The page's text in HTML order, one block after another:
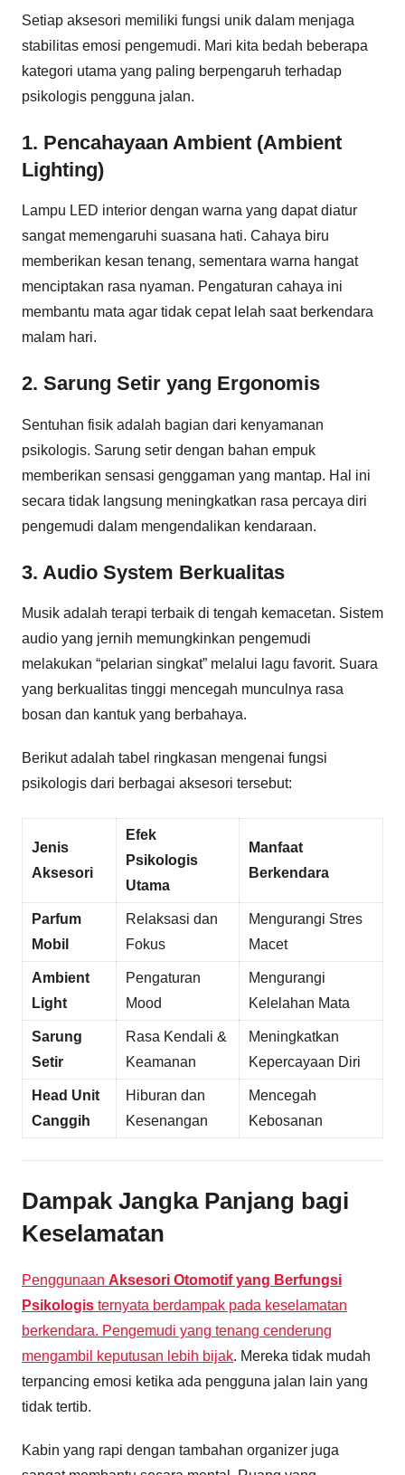
Setiap aksesori memiliki fungsi unik dalam menjaga
stabilitas emosi pengemudi. Mari kita bedah beberapa
kategori utama yang paling berpengaruh terhadap
psikologis pengguna jalan.
1. Pencahayaan Ambient (Ambient
Lighting)
Lampu LED interior dengan warna yang dapat diatur
sangat memengaruhi suasana hati. Cahaya biru
memberikan kesan tenang, sementara warna hangat
menciptakan rasa nyaman. Pengaturan cahaya ini
membantu mata agar tidak cepat lelah saat berkendara
malam hari.
2. Sarung Setir yang Ergonomis
Sentuhan fisik adalah bagian dari kenyamanan
psikologis. Sarung setir dengan bahan empuk
memberikan sensasi genggaman yang mantap. Hal ini
secara tidak langsung meningkatkan rasa percaya diri
pengemudi dalam mengendalikan kendaraan.
3. Audio System Berkualitas
Musik adalah terapi terbaik di tengah kemacetan. Sistem
audio yang jernih memungkinkan pengemudi
melakukan “pelarian singkat” melalui lagu favorit. Suara
yang berkualitas tinggi mencegah munculnya rasa
bosan dan kantuk yang berbahaya.
Berikut adalah tabel ringkasan mengenai fungsi
psikologis dari berbagai aksesori tersebut:
Jenis
Aksesori
Efek
Psikologis
Utama
Manfaat
Berkendara
Parfum
Mobil
Relaksasi dan
Fokus
Mengurangi Stres
Macet
Ambient
Light
Pengaturan
Mood
Mengurangi
Kelelahan Mata
Sarung
Setir
Rasa Kendali &
Keamanan
Meningkatkan
Kepercayaan Diri
Head Unit
Canggih
Hiburan dan
Kesenangan
Mencegah
Kebosanan
Dampak Jangka Panjang bagi
Keselamatan
Penggunaan Aksesori Otomotif yang Berfungsi
Psikologis ternyata berdampak pada keselamatan
berkendara. Pengemudi yang tenang cenderung
mengambil keputusan lebih bijak. Mereka tidak mudah
terpancing emosi ketika ada pengguna jalan lain yang
tidak tertib.
Kabin yang rapi dengan tambahan organizer juga